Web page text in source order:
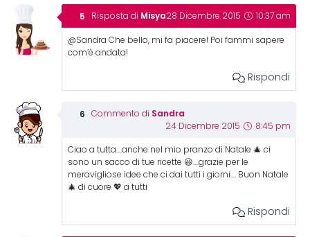
Risposta di Misya28 Dicembre 2015 10:37 am
@Sandra Che bello, mi fa piacere! Poi fammi sapere
com’è andata!
Rispondi
Commento di Sandra
24 Dicembre 2015 8:45 pm
Ciao a tutta….anche nel mio pranzo di Natale 🎄 ci
sono un sacco di tue ricette 😃….grazie per le
meravigliose idee che ci dai tutti i giorni…. Buon Natale
🎄 di cuore 💖 a tutti
Rispondi